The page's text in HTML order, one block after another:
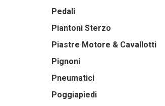
Pedali
Piantoni Sterzo
Piastre Motore & Cavallotti
Pignoni
Pneumatici
Poggiapiedi